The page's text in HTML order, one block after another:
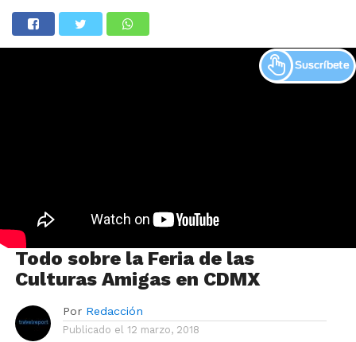
Todo sobre la Feria de las
Culturas Amigas en CDMX
Por Redacción
Publicado el 12 marzo, 2018